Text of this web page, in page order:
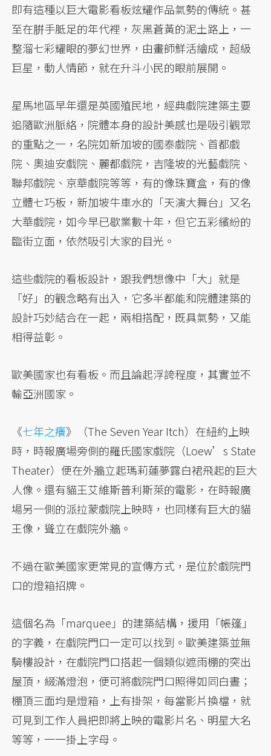
即有這種以巨大電影看板炫耀作品氣勢的傳統。甚
至在腁手胝足的年代裡，灰黑蒼黃的泥土路上，一
整溜七彩耀眼的夢幻世界，由畫師鮮活繪成，超級
巨星，動人情節，就在升斗小民的眼前展開。
星馬地區早年還是英國殖民地，經典戲院建築主要
追隨歐洲脈絡，院體本身的設計美感也是吸引觀眾
的重點之一，名院如新加坡的國泰戲院、首都戲
院、奧迪安戲院、麗都戲院，吉隆坡的光藝戲院、
聯邦戲院、京華戲院等等，有的像珠寶盒，有的像
立體七巧板，新加坡牛車水的「天演大舞台」又名
大華戲院，如今早已歇業數十年，但它五彩繽紛的
臨街立面，依然吸引大家的目光。
這些戲院的看板設計，跟我們想像中「大」就是
「好」的觀念略有出入，它多半都能和院體建築的
設計巧妙結合在一起，兩相搭配，既具氣勢，又能
相得益彰。
歐美國家也有看板。而且論起浮誇程度，其實並不
輸亞洲國家。
《七年之癢》（The Seven Year Itch）在紐約上映
時，時報廣場旁側的羅氏國家戲院（Loew’s State
Theater）便在外牆立起瑪莉蓮夢露白裙飛起的巨大
人像。還有貓王艾維斯普利斯萊的電影，在時報廣
場另一側的派拉蒙戲院上映時，也同樣有巨大的貓
王像，聳立在戲院外牆。
不過在歐美國家更常見的宣傳方式，是位於戲院門
口的燈箱招牌。
這個名為「marquee」的建築結構，援用「帳篷」
的字義，在戲院門口一定可以找到。歐美建築並無
騎樓設計，在戲院門口搭起一個類似遮雨棚的突出
屋頂，綴滿燈泡，便可將戲院門口照得如同白晝；
棚頂三面均是燈箱，上有掛架，每當影片換檔，就
可見到工作人員把即將上映的電影片名、明星大名
等等，一一掛上字母。